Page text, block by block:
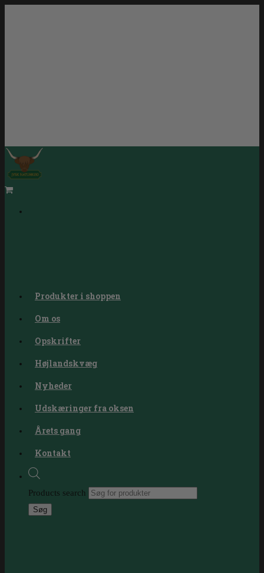
Produkter i shoppen
Om os
Opskrifter
Højlandskvæg
Nyheder
Udskæringer fra oksen
Årets gang
Kontakt
Products search
Søg